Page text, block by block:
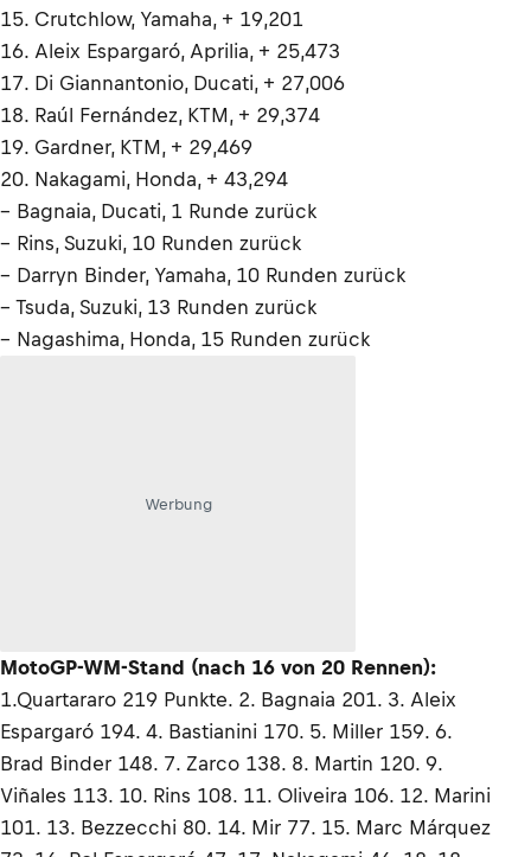
15. Crutchlow, Yamaha, + 19,201
16. Aleix Espargaró, Aprilia, + 25,473
17. Di Giannantonio, Ducati, + 27,006
18. Raúl Fernández, KTM, + 29,374
19. Gardner, KTM, + 29,469
20. Nakagami, Honda, + 43,294
– Bagnaia, Ducati, 1 Runde zurück
– Rins, Suzuki, 10 Runden zurück
– Darryn Binder, Yamaha, 10 Runden zurück
– Tsuda, Suzuki, 13 Runden zurück
– Nagashima, Honda, 15 Runden zurück
Werbung
MotoGP-WM-Stand (nach 16 von 20 Rennen):
1.Quartararo 219 Punkte. 2. Bagnaia 201. 3. Aleix
Espargaró 194. 4. Bastianini 170. 5. Miller 159. 6.
Brad Binder 148. 7. Zarco 138. 8. Martin 120. 9.
Viñales 113. 10. Rins 108. 11. Oliveira 106. 12. Marini
101. 13. Bezzecchi 80. 14. Mir 77. 15. Marc Márquez